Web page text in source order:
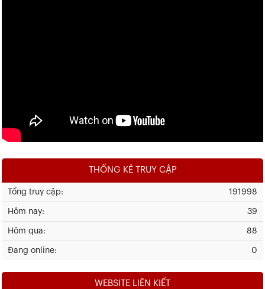
THỐNG KÊ TRUY CẬP
191998
Tổng truy cập:
39
Hôm nay:
88
Hôm qua:
0
Đang online:
WEBSITE LIÊN KIẾT